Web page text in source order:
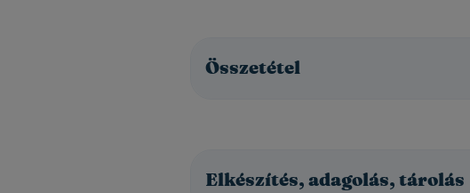
Összetétel
Elkészítés, adagolás, tárolás